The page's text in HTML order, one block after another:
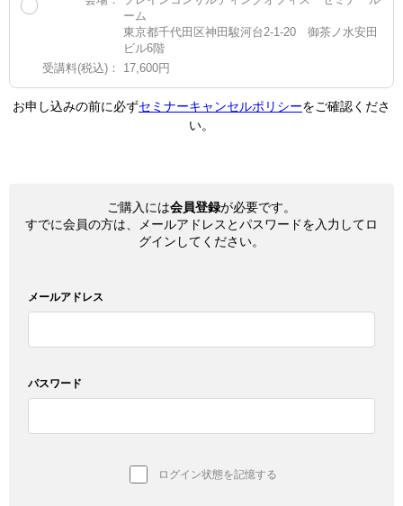
ーム
東京都千代田区神田駿河台2-1-20 御茶ノ水安田
ビル6階
受講料(税込)：
17,600円
お申し込みの前に必ずセミナーキャンセルポリシーをご確認くださ
い。
ご購入には会員登録が必要です。
すでに会員の方は、メールアドレスとパスワードを入力してロ
グインしてください。
メールアドレス
パスワード
ログイン状態を記憶する